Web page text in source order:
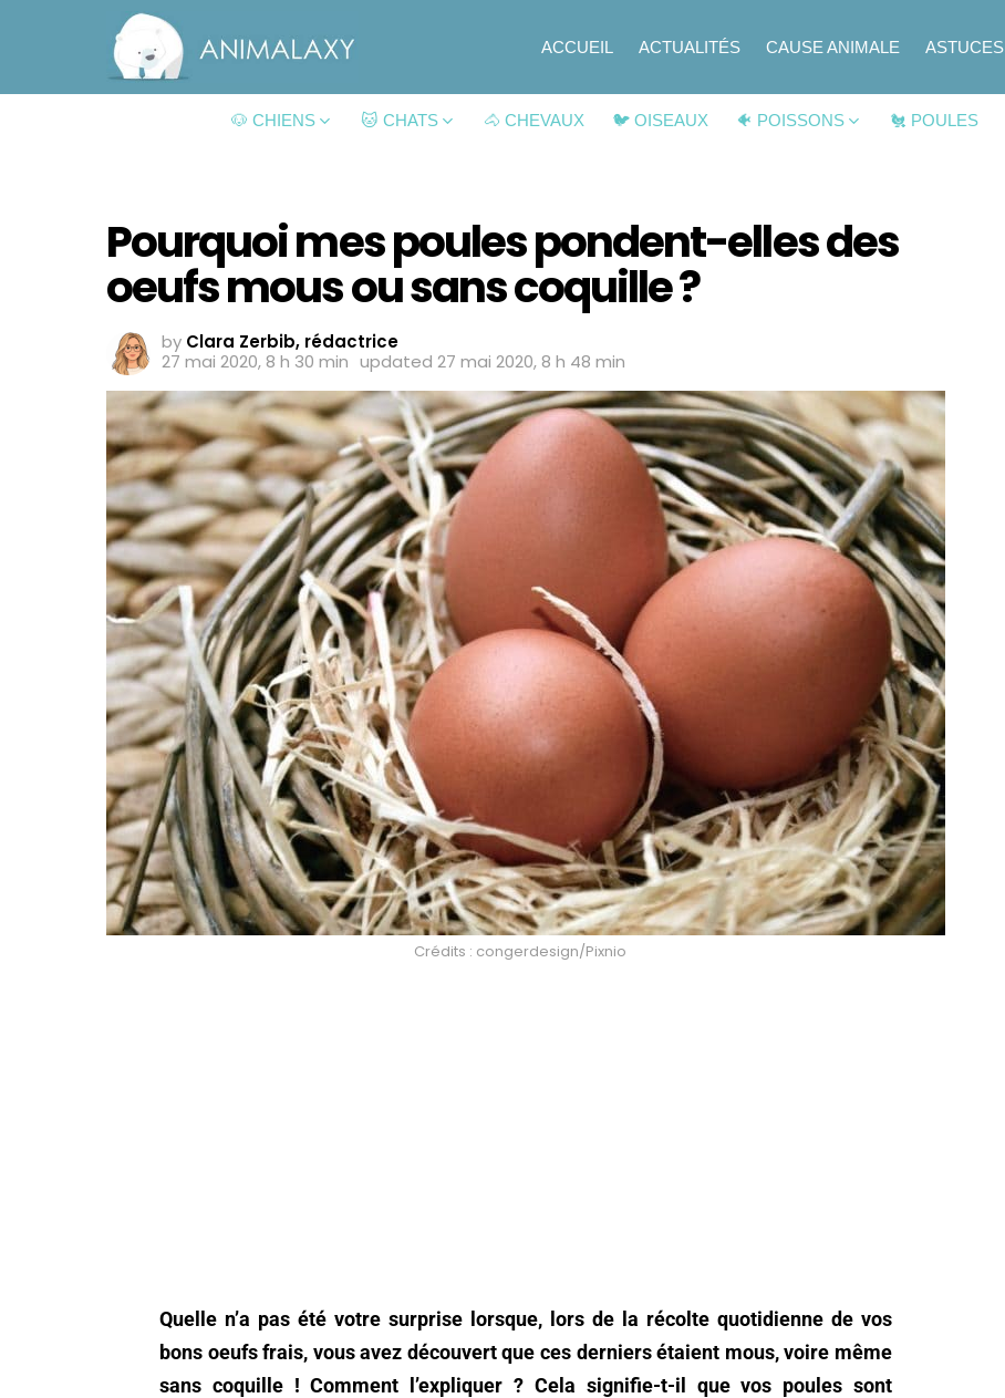
ACCUEIL ACTUALITÉS CAUSE ANIMALE ASTUCES
🐶 CHIENS 🐱 CHATS 🐴 CHEVAUX 🐦 OISEAUX 🐠 POISSONS 🐔 POULES
Pourquoi mes poules pondent-elles des
oeufs mous ou sans coquille ?
by Clara Zerbib, rédactrice
27 mai 2020, 8 h 30 min updated 27 mai 2020, 8 h 48 min
Crédits : congerdesign/Pixnio
Quelle n’a pas été votre surprise lorsque, lors de la récolte quotidienne de vos
bons oeufs frais, vous avez découvert que ces derniers étaient mous, voire même
sans coquille ! Comment l’expliquer ? Cela signifie-t-il que vos poules sont